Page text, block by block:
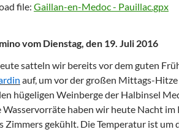
file: Gaillan-en-Medoc - Pauillac.gpx
vom Dienstag, den 19. Juli 2016
satteln wir bereits vor dem guten
auf, um vor der großen Mittags-
hügeligen Weinberge der Halbinsel
Wasservorräte haben wir heute Nacht im
Zimmers gekühlt. Die Temperatur ist um